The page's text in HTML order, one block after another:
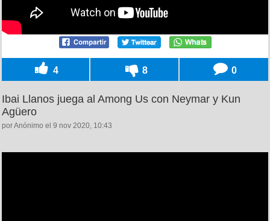
4 8 0
Ibai Llanos juega al Among Us con Neymar y Kun
Agüero
por Anónimo el 9 nov 2020, 10:43